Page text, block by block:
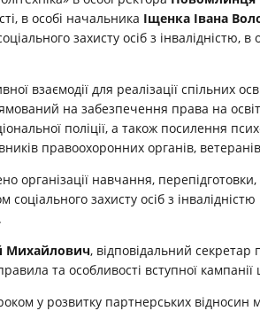
в особі начальника Іщенка Івана
захисту осіб з інвалідністю, в
взаємодії для реалізації спільних
на забезпечення права на
поліції, а також посилення
правоохоронних органів,
організації навчання,
соціального захисту осіб з
Михайлович, відповідальний секретар
та особливості вступної кампанії
у розвитку партнерських відносин